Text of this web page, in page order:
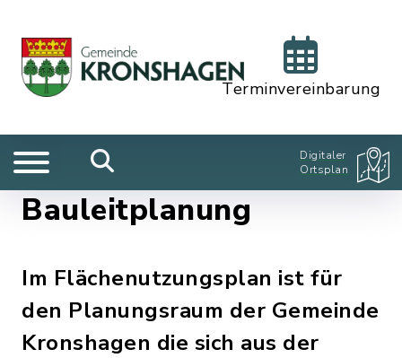
Terminvereinbarung
Digitaler
Ortsplan
Bauleitplanung
Im Flächenutzungsplan ist für
den Planungsraum der Gemeinde
Kronshagen die sich aus der